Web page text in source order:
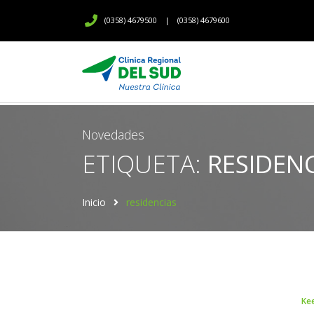
(0358) 4679500 | (0358) 4679600
Novedades
ETIQUETA:
Inicio residencias